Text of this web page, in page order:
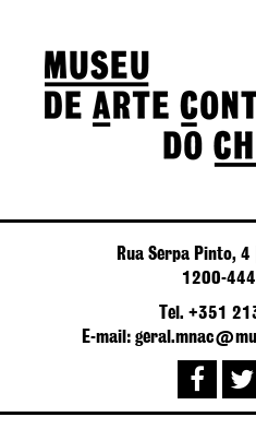
Rua Serpa Pinto, 4
1200-
Tel. +351
E-mail: